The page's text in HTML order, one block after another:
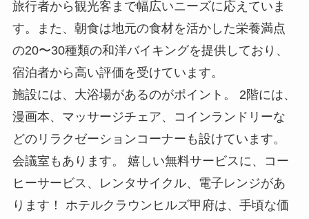
旅行者から観光客まで幅広いニーズに応えていま
す。また、朝食は地元の食材を活かした栄養満点
の20〜30種類の和洋バイキングを提供しており、
宿泊者から高い評価を受けています。
施設には、大浴場があるのがポイント。 2階には、
漫画本、マッサージチェア、コインランドリーな
どのリラクゼーションコーナーも設けています。
会議室もあります。 嬉しい無料サービスに、コー
ヒーサービス、レンタサイクル、電子レンジがあ
ります！ ホテルクラウンヒルズ甲府は、手頃な価